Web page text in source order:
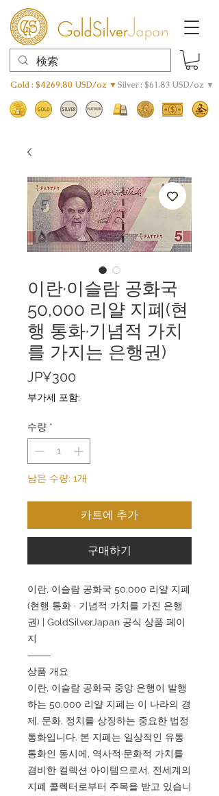
Gold : $4269.80 USD/oz ▼Silver : $61.83 USD/oz ▼
이란·이슬람 공화국
50,000 리얄 지폐(현
행 통화·기념적 가치
를 가지는 은행권)
JP¥300
격
부가세 포함:
수량 *
남은 수량: 1개
카트에 추가
구매하기
이란, 이슬람 공화국 50,000 리얄 지폐
(현행 통화 · 기념적 가치를 가진 은행
권) | GoldSilverJapan 공식 상품 페이
지
⸻
상품 개요
이란, 이슬람 공화국 중앙 은행이 발행
하는 50,000 리얄 지폐는 이 나라의 경
제, 문화, 정치를 상징하는 중요한 법정
통화입니다. 본 지폐는 일상적인 유통
통화인 동시에, 역사적·문화적 가치를
겸비한 컬렉션 아이템으로서, 전세계의
지폐 콜렉터로부터 주목을 받고 있습니